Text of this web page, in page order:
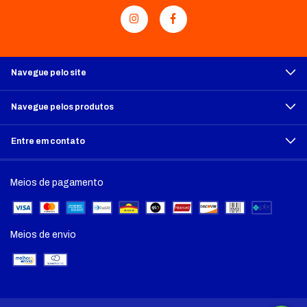
Navegue pelo site
Navegue pelos produtos
Entre em contato
Meios de pagamento
Meios de envio